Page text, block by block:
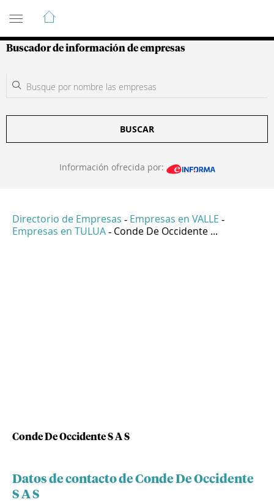
Guía de Empresas Colombianas
Buscador de información de empresas
BUSCAR
Información ofrecida por:
Directorio de Empresas - Empresas en VALLE -
Empresas en TULUA - Conde De Occidente ...
Conde De Occidente S A S
Datos de contacto de Conde De Occidente
S A S